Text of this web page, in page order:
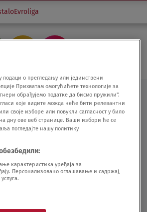
Evroliga
подаци о прегледању или јединствени
Прихватам омогућићете технологије за
обрађујемо податке да бисмо пружили".
које видите можда неће бити релевантни
своје изборе или повукли сагласност у било
дну ове веб странице. Ваши избори ће се
погледајте нашу политику
карактеристика уређаја за
Персонализовано оглашавање и садржај,